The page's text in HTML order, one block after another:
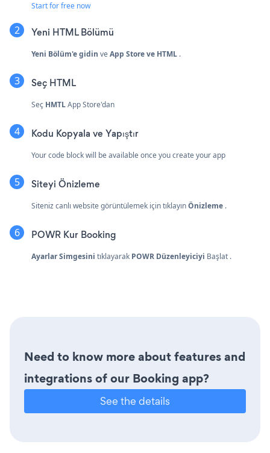
Start for free now
Yeni HTML Bölümü
Yeni Bölüm'e gidin veApp Store ve HTML .
Seç HTML
Seç HMTLApp Store'dan
Kodu Kopyala ve Yapıştır
Your code block will be available once you create your app
Siteyi Önizleme
Siteniz canlı website görüntülemek için tıklayınÖnizleme .
POWR Kur Booking
Ayarlar Simgesini tıklayarak POWR Düzenleyiciyi Başlat .
Need to know more about features and
integrations of our Booking app?
See the details